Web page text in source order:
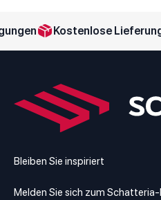
Kostenlose Lieferung
Bleiben Sie inspiriert
Melden Sie sich zum